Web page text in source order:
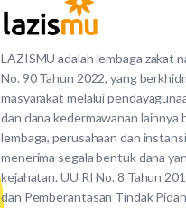
LAZISMU adalah lembaga zakat
No. 90 Tahun 2022, yang
masyarakat melalui
dan dana kedermawanan lainnya
lembaga, perusahaan dan
menerima segala bentuk dana
kejahatan. UU RI No. 8 Tahun
dan Pemberantasan Tindak